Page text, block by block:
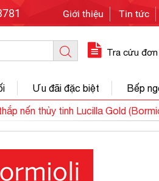
Giới thiệu Tin tức
Tra cứu đơn
Ưu đãi đặc biệt Bếp
nến thủy tinh Lucilla Gold